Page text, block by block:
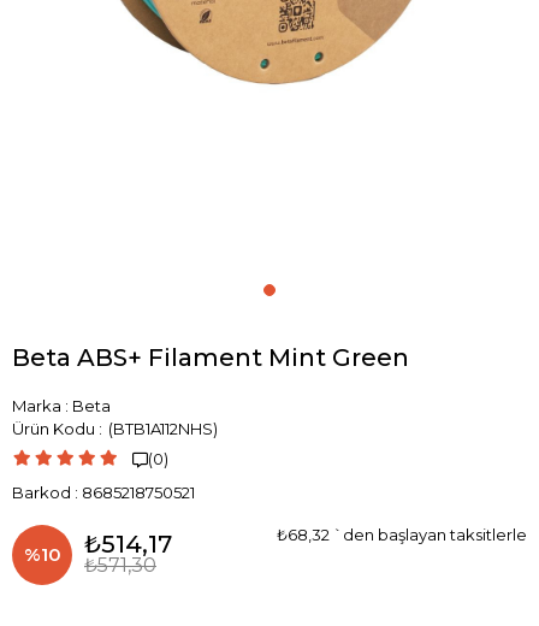
Beta ABS+ Filament Mint Green
Marka : Beta
(BTB1A112NHS)
(0)
Barkod : 8685218750521
₺571,30
₺514,17
%10
₺68,32 `den başlayan taksitlerle